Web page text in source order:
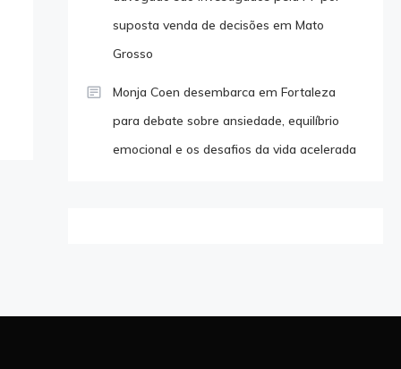
suposta venda de decisões em Mato
Grosso
Monja Coen desembarca em Fortaleza
para debate sobre ansiedade, equilíbrio
emocional e os desafios da vida acelerada